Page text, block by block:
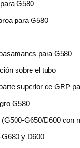
G580
para G580
para G580
sobre el tubo
superior de GRP
G580
G650/D600 con
G680 y D600